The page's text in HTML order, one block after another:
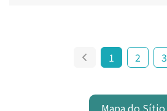
1 2 3
Mapa do Sítio